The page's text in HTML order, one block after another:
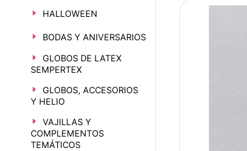
HALLOWEEN
BODAS Y ANIVERSARIOS
GLOBOS DE LATEX
SEMPERTEX
GLOBOS, ACCESORIOS
Y HELIO
VAJILLAS Y
COMPLEMENTOS
TEMÁTICOS